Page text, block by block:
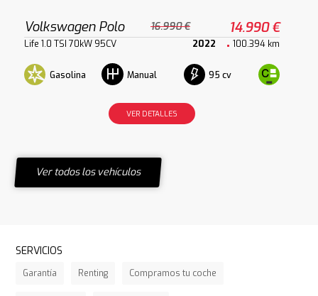
Volkswagen Polo 16.990 € 14.990 €
Life 1.0 TSI 70kW 95CV 2022 100.394 km
Gasolina Manual 95 cv
VER DETALLES
Ver todos los vehículos
SERVICIOS
Garantía Renting Compramos tu coche